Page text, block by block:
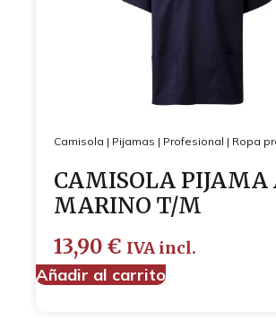
Camisola | Pijamas | Profesional | Ropa
CAMISOLA PIJAMA
MARINO T/M
13,90 € IVA incl.
Añadir al carrito